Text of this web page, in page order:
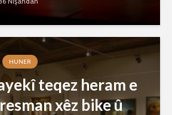
HUNER
teqez heram e
xêz bike û